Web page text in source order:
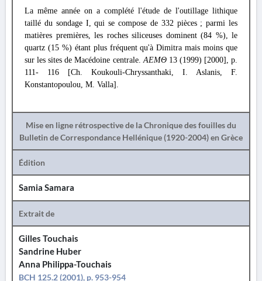
La même année on a complété l'étude de l'outillage lithique
taillé du sondage I, qui se compose de 332 pièces ; parmi les
matières premières, les roches siliceuses dominent (84 %), le
quartz (15 %) étant plus fréquent qu'à Dimitra mais moins que
sur les sites de Macédoine centrale.ΑΕΜΘ13 (1999) [2000], p.
111- 116 [Ch. Koukouli-Chryssanthaki, I. Aslanis, F.
Konstantopoulou, M. Valla].
Mise en ligne rétrospective de la Chronique des fouilles du
Bulletin de Correspondance Hellénique (1920-2004) en Grèce
Édition
Samia Samara
Extrait de
Gilles Touchais
Sandrine Huber
Anna Philippa-Touchais
BCH 125.2 (2001), p. 953-954